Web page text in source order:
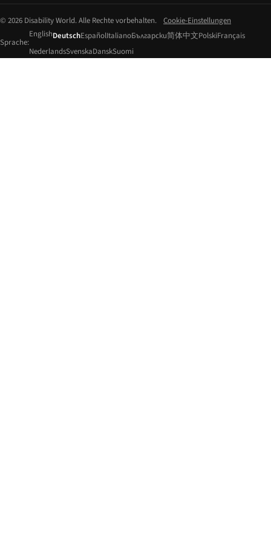
© 2026 Disability World. Alle Rechte vorbehalten. Cookie-Einstellungen
Sprache:
EnglishDeutschEspañolItalianoБългарски简体中文PolskiFrançais
NederlandsSvenskaDanskSuomi